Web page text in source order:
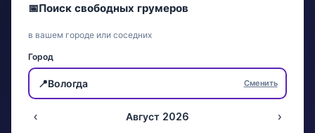
📅Поиск свободных грумеров
в вашем городе или соседних
Город
📍Вологда Сменить
‹ Август 2026 ›